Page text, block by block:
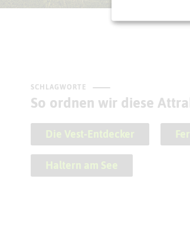
SCHLAGWORTE
So ordnen wir diese
Die Vest-Entdecker
Haltern am See